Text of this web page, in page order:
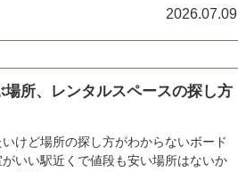
2026.07.09
所、レンタルスペースの探し方
けど場所の探し方がわからないボード
いい駅近くで値段も安い場所はないか